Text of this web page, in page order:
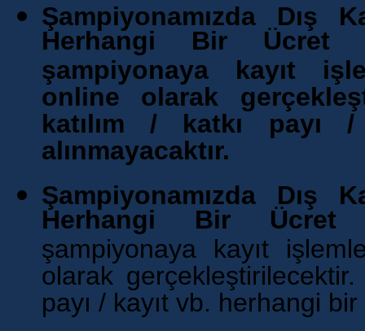
Şampiyonamızda Dış
Herhangi Bir Ücret
şampiyonaya kayıt
online olarak
katılım / katkı
alınmayacaktır.
Şampiyonamızda Dış
Herhangi Bir Ücret
şampiyonaya kayıt
olarak gerçekleştirilecektir.
payı / kayıt vb. herhangi